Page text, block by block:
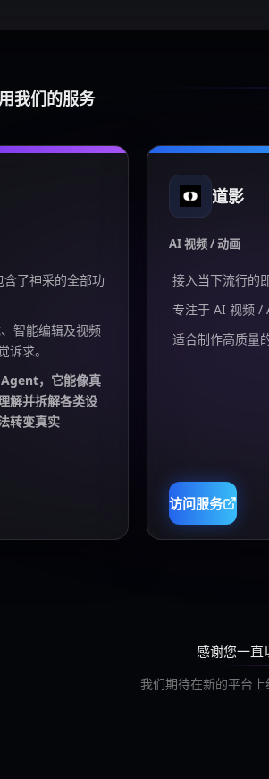
我们的服务
了神采的全部功
智能编辑及视频
诉求。
，它能像真
解并拆解各类设
转变真实
道影
AI 视频 / 动画
接入当下流行的
专注于 AI 视频 /
适合制作高质量
访问服务
感谢您一直
我们期待在新的平台上